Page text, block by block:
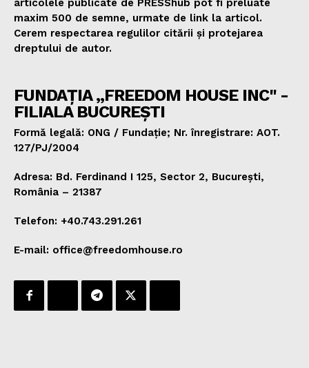
articolele publicate de PRESShub pot fi preluate
maxim 500 de semne, urmate de link la articol.
Cerem respectarea regulilor citării și protejarea
dreptului de autor.
FUNDAȚIA „FREEDOM HOUSE INC" -
FILIALA BUCUREȘTI
Formă legală: ONG / Fundație; Nr. înregistrare: AOT.
127/PJ/2004
Adresa: Bd. Ferdinand I 125, Sector 2, București,
România – 21387
Telefon: +40.743.291.261
E-mail: office@freedomhouse.ro